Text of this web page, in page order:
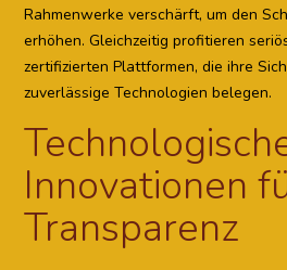
Rahmenwerke verschärft, um den
erhöhen. Gleichzeitig profitieren
zertifizierten Plattformen, die ihre
zuverlässige Technologien belegen.
Innovationen
Transparenz